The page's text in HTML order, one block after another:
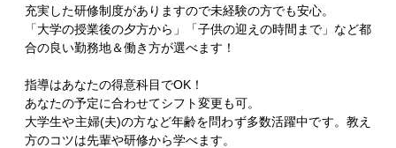
充実した研修制度がありますので未経験の方でも安心。
「大学の授業後の夕方から」「子供の迎えの時間まで」など都
合の良い勤務地＆働き方が選べます！
指導はあなたの得意科目でOK！
あなたの予定に合わせてシフト変更も可。
大学生や主婦(夫)の方など年齢を問わず多数活躍中です。教え
方のコツは先輩や研修から学べます。